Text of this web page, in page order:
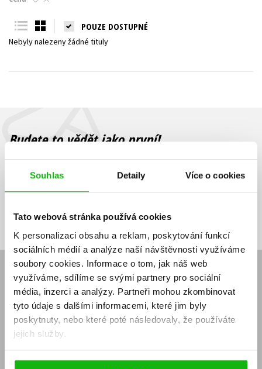
Souhlas Detaily Více o cookies
Tato webová stránka používá cookies
K personalizaci obsahu a reklam, poskytování funkcí
sociálních médií a analýze naší návštěvnosti využíváme
soubory cookies. Informace o tom, jak náš web
využíváme, sdílíme se svými partnery pro sociální
média, inzerci a analýzy. Partneři mohou zkombinovat
tyto údaje s dalšími informacemi, které jim byly
poskytnuty, nebo které poté následovaly, že používáte
jejich služby.
Young adult (SK)
Všechny tituly
POUZE DOSTUPNÉ
Nebyly nalezeny žádné tituly
Budete to vědět jako první!
Zajímá Vás, jaký knižní hit právě vychází, na jaké zboží je výhodná
sleva, jaká běží soutěž o ceny? Přihlášením k odběru našich e-
souhlasíte se zpracováním osobních údajů
mailová
adresa
mailová
adresa
Vaše e-mailová adresa Přihlásit se
E-SHOP
Aktuality
Naši autoři
Obchodní podmínky
Jak nakoupit
Knižní novinky
Dárkové poukazy
Affiliate program